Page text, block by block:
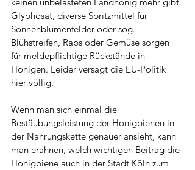
Glyphosat, diverse Spritzmittel für
Sonnenblumenfelder oder sog.
Blühstreifen, Raps oder Gemüse sorgen
für meldepflichtige Rückstände in
Honigen. Leider versagt die EU-Politik
hier völlig.
Wenn man sich einmal die
Bestäubungsleistung der Honigbienen in
der Nahrungskette genauer ansieht, kann
man erahnen, welch wichtigen Beitrag die
Honigbiene auch in der Stadt Köln zum